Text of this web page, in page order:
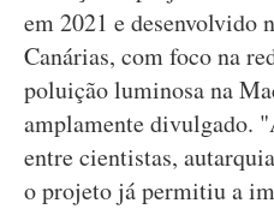
em 2021 e desenvolvido
Canárias, com foco na
poluição luminosa na
amplamente divulgado.
entre cientistas,
o projeto já permitiu a